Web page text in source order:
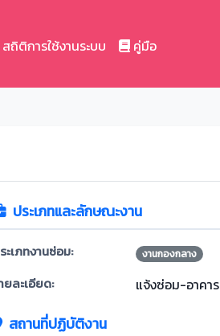
สถิติการใช้งานระบบ คู่มือ
ประเภทและลักษณะงาน
ะเภทงานซ่อม: งานกองกลาง
ยละเอียด: แจ้งซ่อม-อาคาร
สถานที่ปฏิบัติงาน